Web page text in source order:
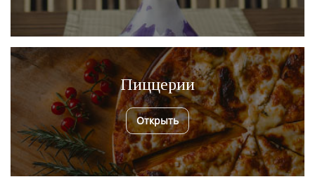
Пиццерии
Открыть